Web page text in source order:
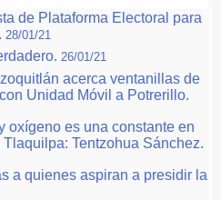
de Plataforma Electoral para
28/01/21
26/01/21
acerca ventanillas de
Unidad Móvil a Potrerillo.
oxígeno es una constante en
Tentzohua Sánchez.
a quienes aspiran a presidir la